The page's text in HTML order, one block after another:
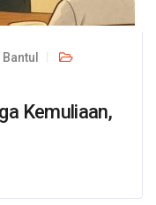
Kemuliaan,